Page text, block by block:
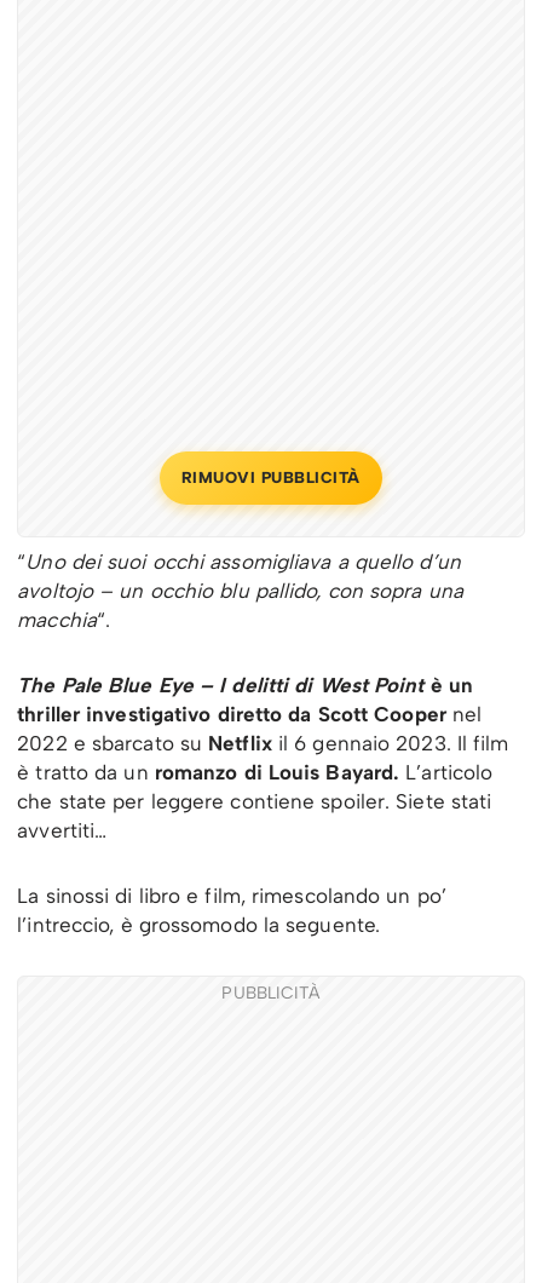
RIMUOVI PUBBLICITÀ
“Uno dei suoi occhi assomigliava a quello d’un
avoltojo – un occhio blu pallido, con sopra una
macchia“.
The Pale Blue Eye – I delitti di West Point è un
thriller investigativo diretto da Scott Coopernel
2022 e sbarcato su Netflixil 6 gennaio 2023. Il film
è tratto da un romanzo di Louis Bayard. L’articolo
che state per leggere contiene spoiler. Siete stati
avvertiti…
La sinossi di libro e film, rimescolando un po’
l’intreccio, è grossomodo la seguente.
PUBBLICITÀ